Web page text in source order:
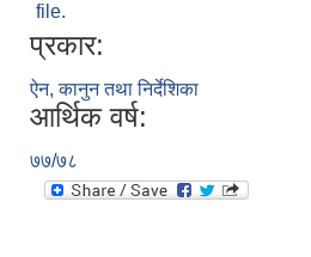
file.
प्रकार:
ऐन, कानुन तथा निर्देशिका
आर्थिक वर्ष:
७७/७८